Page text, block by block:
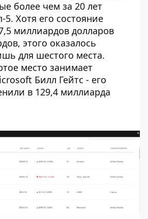
более чем за 20 лет
5. Хотя его состояние
миллиардов долларов
этого оказалось
для шестого места.
место занимает
Билл Гейтс - его
в 129,4 миллиарда